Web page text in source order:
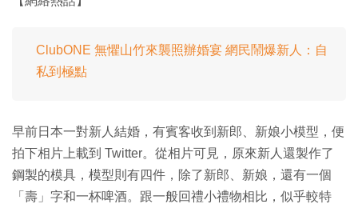
ClubONE 無懼山竹來襲照辦婚宴 網民鬧爆新人：自
私到極點
早前日本一對新人結婚，有賓客收到新郎、新娘小模型，便
拍下相片上載到 Twitter。從相片可見，原來新人還製作了
鋼製的模具，模型則有四件，除了新郎、新娘，還有一個
「壽」字和一杯啤酒。跟一般回禮小禮物相比，似乎較特